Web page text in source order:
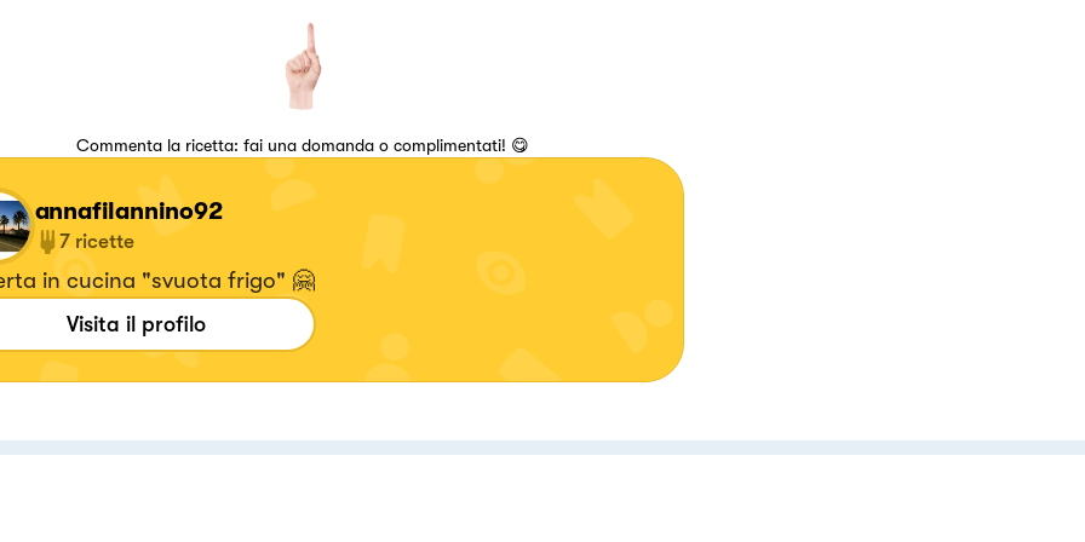
Commenta la ricetta: fai una domanda o complimentati! 😋
annafilannino92
7 ricette
in cucina "svuota frigo" 🤗
Visita il profilo